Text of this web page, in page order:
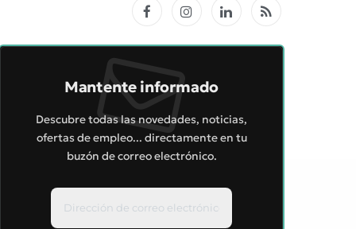
FacebookInstagramLinkedInRSS
Mantente informado
Descubre todas las novedades, noticias,
ofertas de empleo... directamente en tu
buzón de correo electrónico.